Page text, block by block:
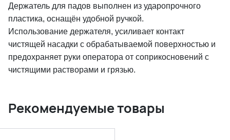
Держатель для падов выполнен из ударопрочного
пластика, оснащён удобной ручкой.
Использование держателя, усиливает контакт
чистящей насадки с обрабатываемой поверхностью и
предохраняет руки оператора от соприкосновений с
чистящими растворами и грязью.
Рекомендуемые товары